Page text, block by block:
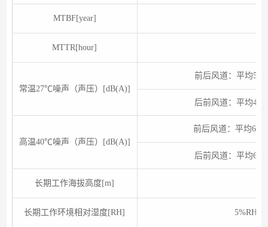
MTBF[year]
MTTR[hour]
常温27℃噪声（声压）[dB(A)]
前后风道：平均
后前风道：平均
高温40℃噪声（声压）[dB(A)]
前后风道：平均
后前风道：平均
长期工作海拔高度[m]
长期工作环境相对湿度[RH] 5%RH～